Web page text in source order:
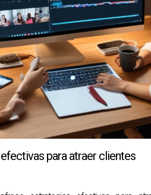
la efectividad de los CRM en el
Inmobiliaria XYZ:Esta agencia
de clientes potenciales
ABC:Al utilizar las
ajustando así su oferta y
Group:Mediante la
en ventas referidas durante el
efectiva de un CRM
de ventas.
Finales
para atraer clientes